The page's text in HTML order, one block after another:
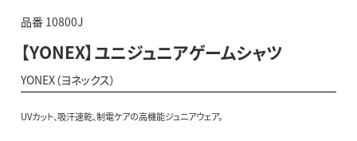
品番 10800J
【YONEX】ユニジュニアゲームシャツ
YONEX（ヨネックス）
UVカット、吸汗速乾、制電ケアの高機能ジュニアウェア。